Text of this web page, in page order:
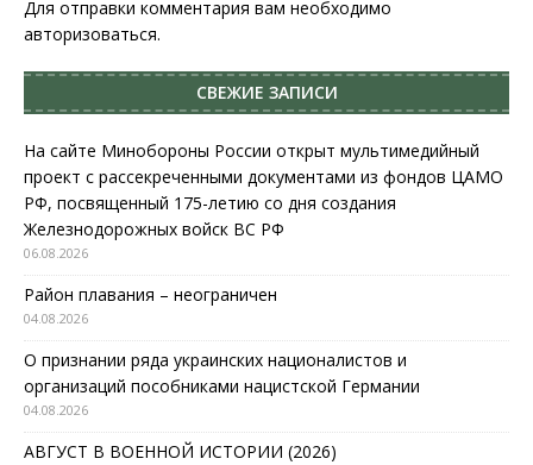
Для отправки комментария вам необходимо
авторизоваться.
СВЕЖИЕ ЗАПИСИ
На сайте Минобороны России открыт мультимедийный
проект с рассекреченными документами из фондов ЦАМО
РФ, посвященный 175-летию со дня создания
Железнодорожных войск ВС РФ
06.08.2026
Район плавания – неограничен
04.08.2026
О признании ряда украинских националистов и
организаций пособниками нацистской Германии
04.08.2026
АВГУСТ В ВОЕННОЙ ИСТОРИИ (2026)